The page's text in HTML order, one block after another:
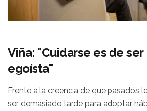
Viña: "Cuidarse es de
egoísta"
Frente a la creencia de que pasados
ser demasiado tarde para adoptar